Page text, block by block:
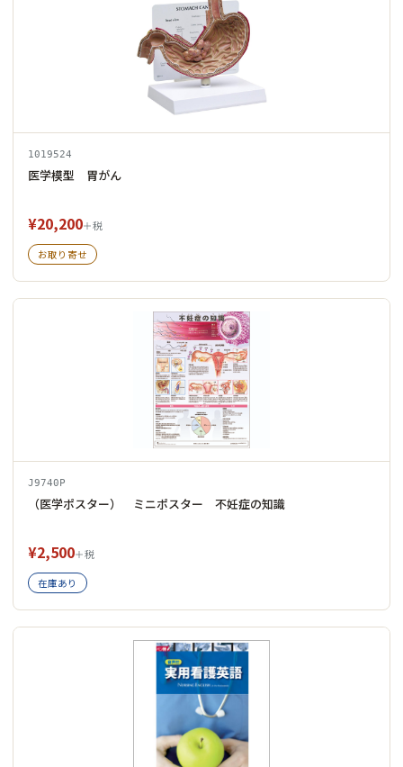
1019524
医学模型 胃がん
¥20,200＋税
お取り寄せ
J9740P
（医学ポスター） ミニポスター 不妊症の知識
¥2,500＋税
在庫あり